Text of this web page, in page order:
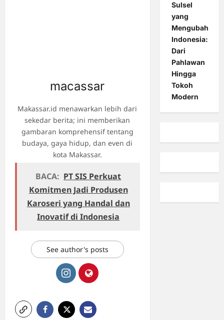
macassar
Makassar.id menawarkan lebih dari
sekedar berita; ini memberikan
gambaran komprehensif tentang
budaya, gaya hidup, dan even di
kota Makassar.
BACA: PT SIS Perkuat
Komitmen Jadi Produsen
Karoseri yang Handal dan
Inovatif di Indonesia
See author's posts
Sulsel
yang
Mengubah
Indonesia:
Dari
Pahlawan
Hingga
Tokoh
Modern